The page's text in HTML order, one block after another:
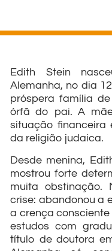
Edith Stein
Alemanha, no dia
próspera família
órfã do pai. A
situação financeira
da religião judaica.
Desde menina,
mostrou forte
muita obstinação.
crise: abandonou a
a crença consciente
estudos com
título de doutora